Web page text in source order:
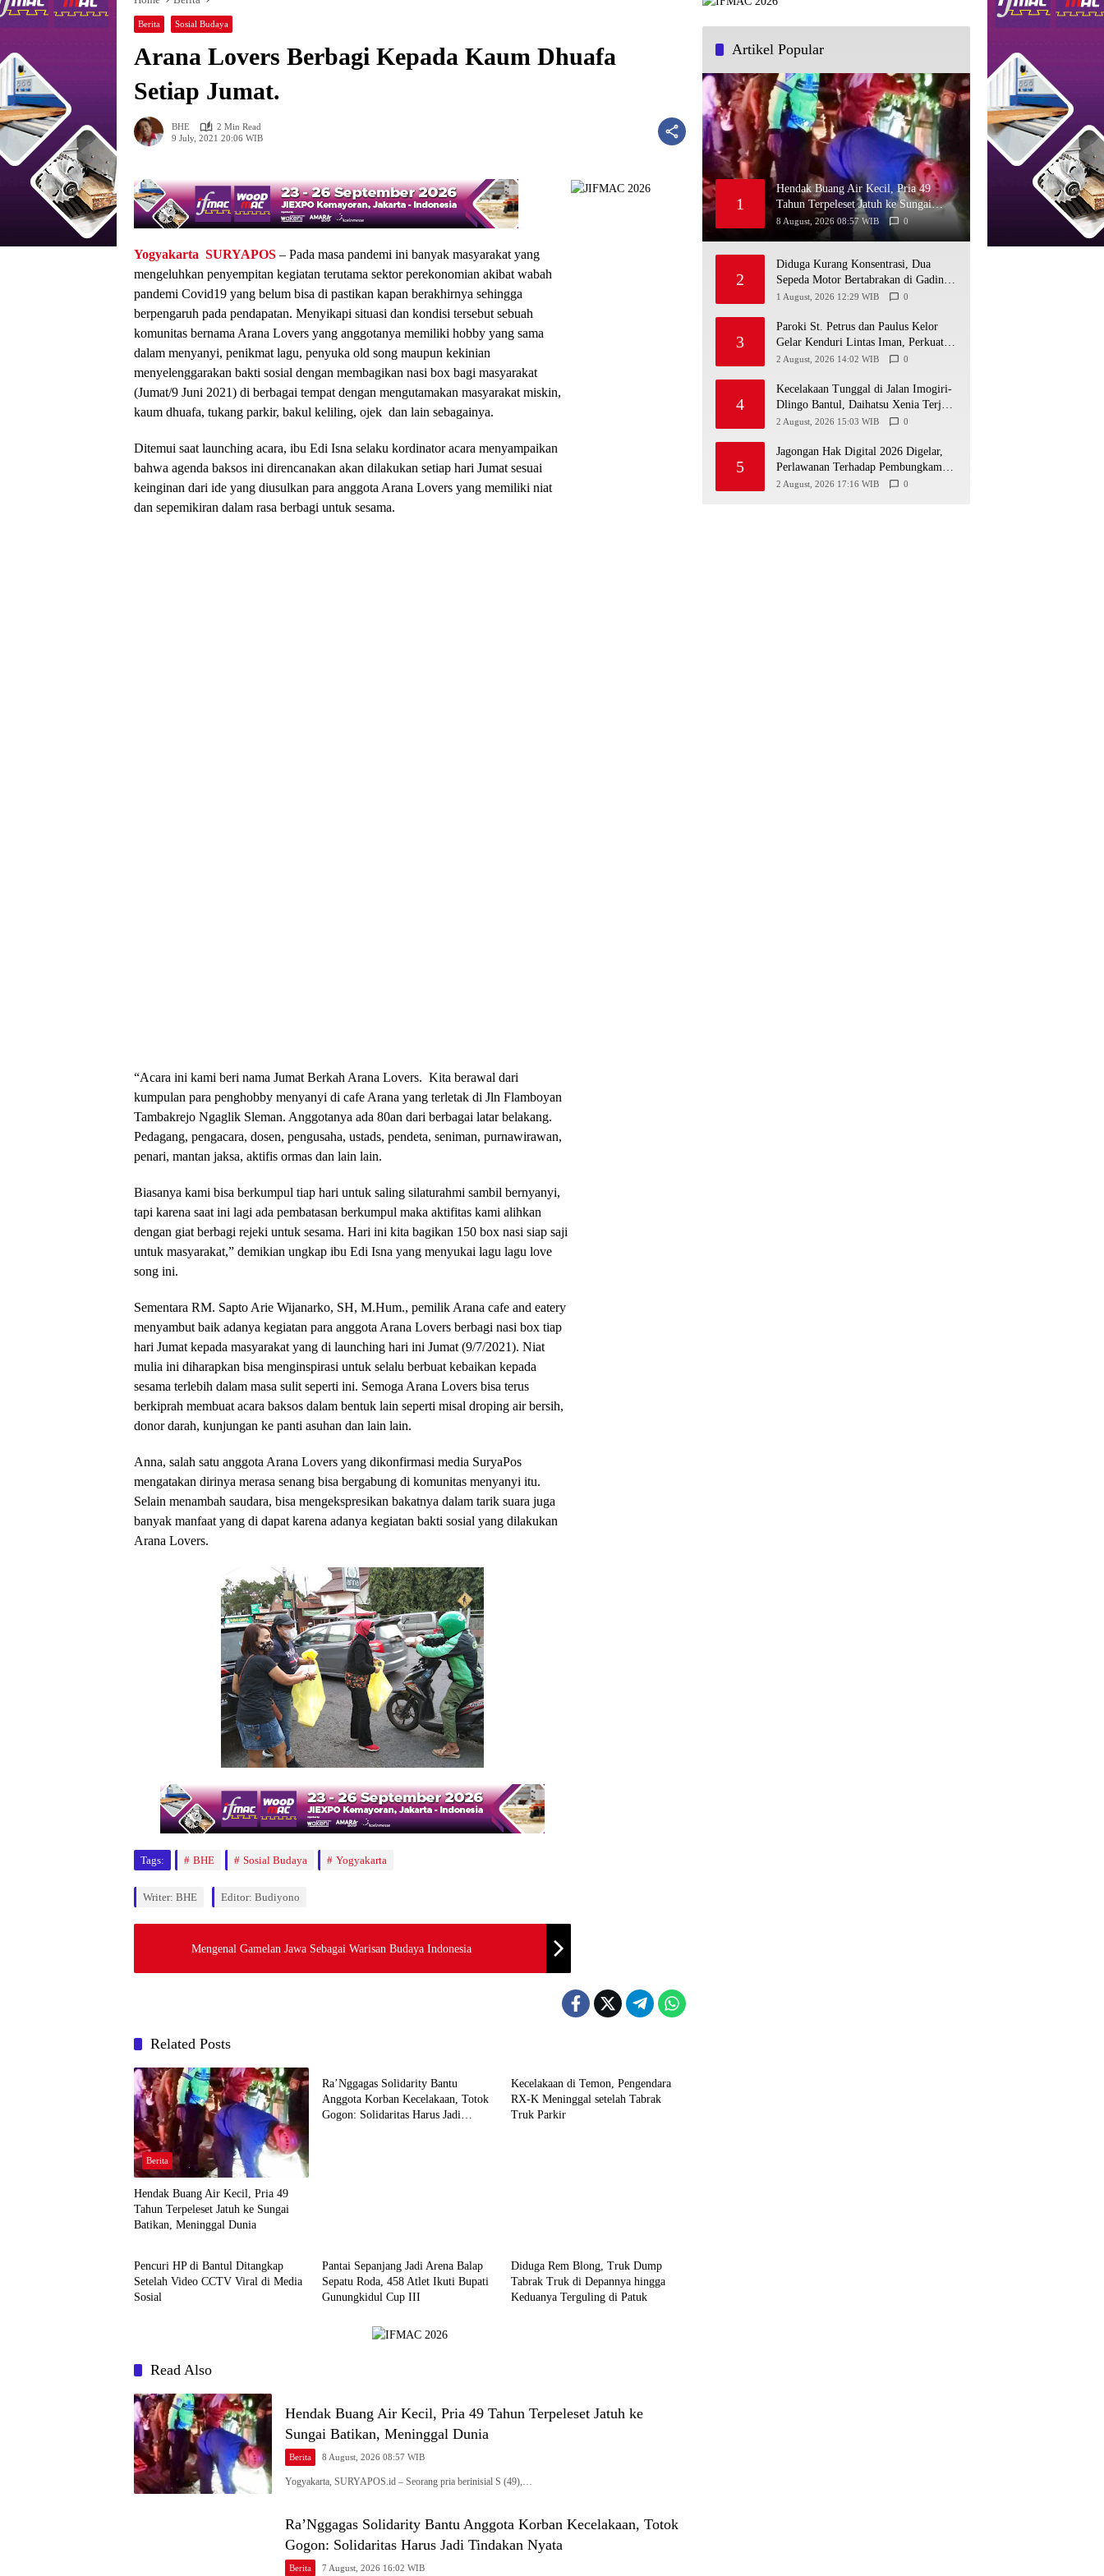
Berita Sosial Budaya
Arana Lovers Berbagi Kepada Kaum Dhuafa
Setiap Jumat.
BHE
2 Min Read
9 July, 2021 20:06 WIB
Yogyakarta SURYAPOS – Pada masa pandemi ini banyak masyarakat yang
mengeluhkan penyempitan kegiatan terutama sektor perekonomian akibat wabah
pandemi Covid19 yang belum bisa di pastikan kapan berakhirnya sehingga
berpengaruh pada pendapatan. Menyikapi situasi dan kondisi tersebut sebuah
komunitas bernama Arana Lovers yang anggotanya memiliki hobby yang sama
dalam menyanyi, penikmat lagu, penyuka old song maupun kekinian
menyelenggarakan bakti sosial dengan membagikan nasi box bagi masyarakat
(Jumat/9 Juni 2021) di berbagai tempat dengan mengutamakan masyarakat miskin,
kaum dhuafa, tukang parkir, bakul keliling, ojek dan lain sebagainya.
Ditemui saat launching acara, ibu Edi Isna selaku kordinator acara menyampaikan
bahwa agenda baksos ini direncanakan akan dilakukan setiap hari Jumat sesuai
keinginan dari ide yang diusulkan para anggota Arana Lovers yang memiliki niat
dan sepemikiran dalam rasa berbagi untuk sesama.
“Acara ini kami beri nama Jumat Berkah Arana Lovers. Kita berawal dari
kumpulan para penghobby menyanyi di cafe Arana yang terletak di Jln Flamboyan
Tambakrejo Ngaglik Sleman. Anggotanya ada 80an dari berbagai latar belakang.
Pedagang, pengacara, dosen, pengusaha, ustads, pendeta, seniman, purnawirawan,
penari, mantan jaksa, aktifis ormas dan lain lain.
Biasanya kami bisa berkumpul tiap hari untuk saling silaturahmi sambil bernyanyi,
tapi karena saat ini lagi ada pembatasan berkumpul maka aktifitas kami alihkan
dengan giat berbagi rejeki untuk sesama. Hari ini kita bagikan 150 box nasi siap saji
untuk masyarakat,” demikian ungkap ibu Edi Isna yang menyukai lagu lagu love
song ini.
Sementara RM. Sapto Arie Wijanarko, SH, M.Hum., pemilik Arana cafe and eatery
menyambut baik adanya kegiatan para anggota Arana Lovers berbagi nasi box tiap
hari Jumat kepada masyarakat yang di launching hari ini Jumat (9/7/2021). Niat
mulia ini diharapkan bisa menginspirasi untuk selalu berbuat kebaikan kepada
sesama terlebih dalam masa sulit seperti ini. Semoga Arana Lovers bisa terus
berkiprah membuat acara baksos dalam bentuk lain seperti misal droping air bersih,
donor darah, kunjungan ke panti asuhan dan lain lain.
Anna, salah satu anggota Arana Lovers yang dikonfirmasi media SuryaPos
mengatakan dirinya merasa senang bisa bergabung di komunitas menyanyi itu.
Selain menambah saudara, bisa mengekspresikan bakatnya dalam tarik suara juga
banyak manfaat yang di dapat karena adanya kegiatan bakti sosial yang dilakukan
Arana Lovers.
Tags: BHE Sosial Budaya Yogyakarta
Writer: BHE Editor: Budiyono
Mengenal Gamelan Jawa Sebagai Warisan Budaya Indonesia
Related Posts
Berita
Hendak Buang Air Kecil, Pria 49
Tahun Terpeleset Jatuh ke Sungai
Batikan, Meninggal Dunia
Ra’Nggagas Solidarity Bantu
Anggota Korban Kecelakaan, Totok
Gogon: Solidaritas Harus Jadi
Kecelakaan di Temon, Pengendara
RX-K Meninggal setelah Tabrak
Truk Parkir
Pencuri HP di Bantul Ditangkap
Setelah Video CCTV Viral di Media
Sosial
Pantai Sepanjang Jadi Arena Balap
Sepatu Roda, 458 Atlet Ikuti Bupati
Gunungkidul Cup III
Diduga Rem Blong, Truk Dump
Tabrak Truk di Depannya hingga
Keduanya Terguling di Patuk
Read Also
Hendak Buang Air Kecil, Pria 49 Tahun Terpeleset Jatuh ke
Sungai Batikan, Meninggal Dunia
Berita 8 August, 2026 08:57 WIB
Yogyakarta, SURYAPOS.id – Seorang pria berinisial S (49),…
Ra’Nggagas Solidarity Bantu Anggota Korban Kecelakaan, Totok
Gogon: Solidaritas Harus Jadi Tindakan Nyata
Berita 7 August, 2026 16:02 WIB
Artikel Popular
1
Hendak Buang Air Kecil, Pria 49
Tahun Terpeleset Jatuh ke Sungai
Batikan, Meninggal Dunia
8 August, 2026 08:57 WIB 0
2
Diduga Kurang Konsentrasi, Dua
Sepeda Motor Bertabrakan di Gading
Playen, Mahasiswi Meninggal
1 August, 2026 12:29 WIB 0
3
Paroki St. Petrus dan Paulus Kelor
Gelar Kenduri Lintas Iman, Perkuat
Kerukunan di Gunungkidul
2 August, 2026 14:02 WIB 0
4
Kecelakaan Tunggal di Jalan Imogiri-
Dlingo Bantul, Daihatsu Xenia Terjun
ke Jurang
2 August, 2026 15:03 WIB 0
5
Jagongan Hak Digital 2026 Digelar,
Perlawanan Terhadap Pembungkaman
Media Digital
2 August, 2026 17:16 WIB 0